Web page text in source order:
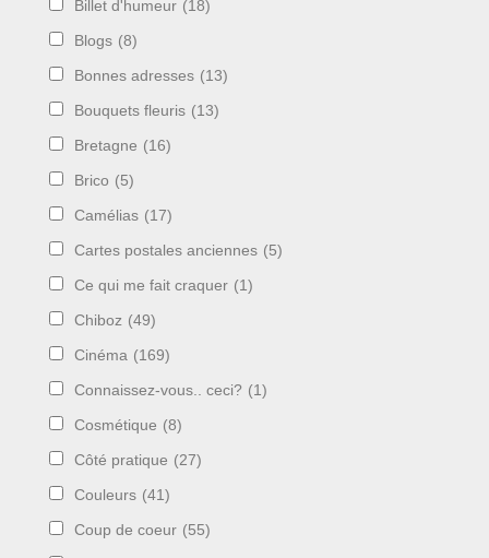
Billet d'humeur (18)
Blogs (8)
Bonnes adresses (13)
Bouquets fleuris (13)
Bretagne (16)
Brico (5)
Camélias (17)
Cartes postales anciennes (5)
Ce qui me fait craquer (1)
Chiboz (49)
Cinéma (169)
Connaissez-vous.. ceci? (1)
Cosmétique (8)
Côté pratique (27)
Couleurs (41)
Coup de coeur (55)